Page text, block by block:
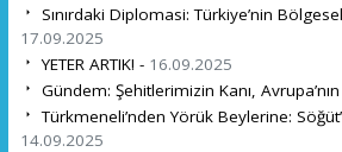
Sınırdaki Diplomasi: Türkiye’nin
17.09.2025
YETER ARTIK! - 16.09.2025
Gündem: Şehitlerimizin Kanı,
Türkmeneli’nden Yörük Beylerine:
14.09.2025